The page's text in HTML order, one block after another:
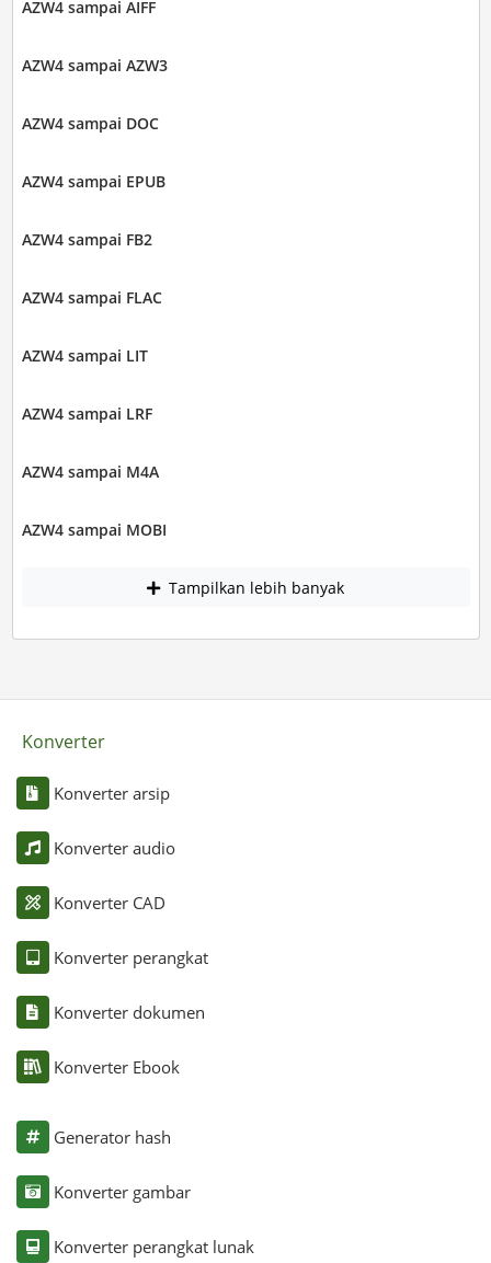
AZW4 sampai AIFF
AZW4 sampai AZW3
AZW4 sampai DOC
AZW4 sampai EPUB
AZW4 sampai FB2
AZW4 sampai FLAC
AZW4 sampai LIT
AZW4 sampai LRF
AZW4 sampai M4A
AZW4 sampai MOBI
Tampilkan lebih banyak
Konverter
Konverter arsip
Konverter audio
Konverter CAD
Konverter perangkat
Konverter dokumen
Konverter Ebook
Generator hash
Konverter gambar
Konverter perangkat lunak